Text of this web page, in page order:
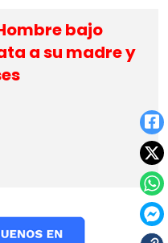
bajo
a su madre y